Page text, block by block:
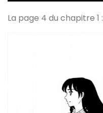
La page 4 du chapitre 1 :